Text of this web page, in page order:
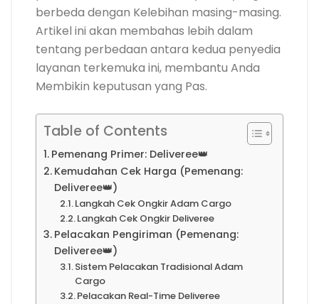
berbeda dengan Kelebihan masing-masing.
Artikel ini akan membahas lebih dalam
tentang perbedaan antara kedua penyedia
layanan terkemuka ini, membantu Anda
Membikin keputusan yang Pas.
Table of Contents
Pemenang Primer: Deliveree👑
Kemudahan Cek Harga (Pemenang:
Deliveree👑)
Langkah Cek Ongkir Adam Cargo
Langkah Cek Ongkir Deliveree
Pelacakan Pengiriman (Pemenang:
Deliveree👑)
Sistem Pelacakan Tradisional Adam
Cargo
Pelacakan Real-Time Deliveree